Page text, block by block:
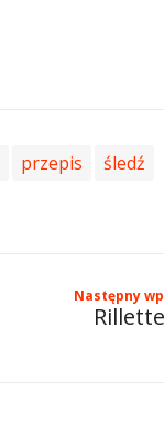
przepis
śledź
Następny